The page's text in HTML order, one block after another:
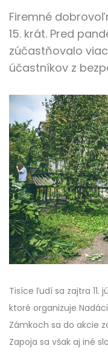
Firemné
15. krát. Pred
zúčastňovalo
účastníkov z
Tisíce ľudí sa zajtra 11.
ktoré organizuje
Zámkoch sa do akcie
Zapoja sa však aj iné